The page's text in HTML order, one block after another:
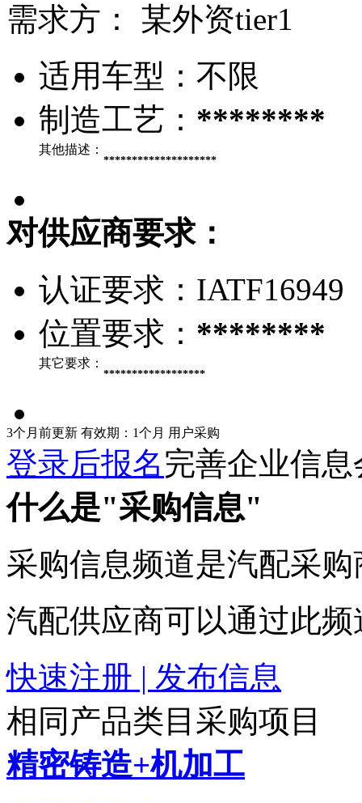
需求方：
某外资tier1
适用车型： 不限
制造工艺： ********
其他描述：
********************
对供应商要求：
认证要求： IATF16949
位置要求： ********
其它要求：
******************
3个月前更新 有效期：1个月 用户采购
登录后报名完善企业信
什么是"采购信息"
采购信息频道是汽配采
汽配供应商可以通过此
快速注册 | 发布信息
相同产品类目采购项目
精密铸造+机加工